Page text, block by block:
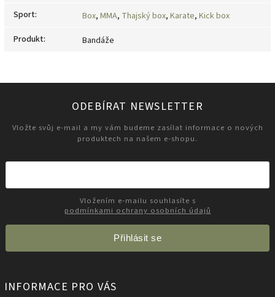
Sport: Box, MMA, Thajský box, Karate, Kick box
Produkt: Bandáže
ODEBÍRAT NEWSLETTER
Vložte svůj e-mail a my vám budeme zasílat informace o nových
produktech na našem e-shopu.
podmínkami ochrany osobních údajů
Přihlásit se
INFORMACE PRO VÁS